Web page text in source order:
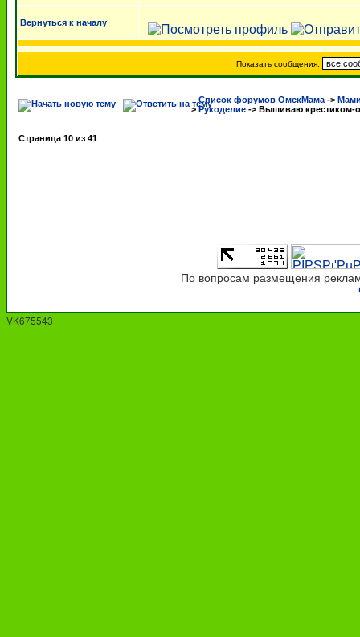
Вернуться к началу
Показать сообщения:
Список форумов ОмскМама ->
>Рукоделие -> Вышиваю крестиком-
Страница 10 из 41
По вопросам размещения
VK675543